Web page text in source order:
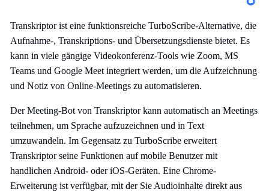
Transkriptor ist eine funktionsreiche TurboScribe-Alternative, die
Aufnahme-, Transkriptions- und Übersetzungsdienste bietet. Es
kann in viele gängige Videokonferenz-Tools wie Zoom, MS
Teams und Google Meet integriert werden, um die Aufzeichnung
und Notiz von Online-Meetings zu automatisieren.
Der Meeting-Bot von Transkriptor kann automatisch an Meetings
teilnehmen, um Sprache aufzuzeichnen und in Text
umzuwandeln. Im Gegensatz zu TurboScribe erweitert
Transkriptor seine Funktionen auf mobile Benutzer mit
handlichen Android- oder iOS-Geräten. Eine Chrome-
Erweiterung ist verfügbar, mit der Sie Audioinhalte direkt aus